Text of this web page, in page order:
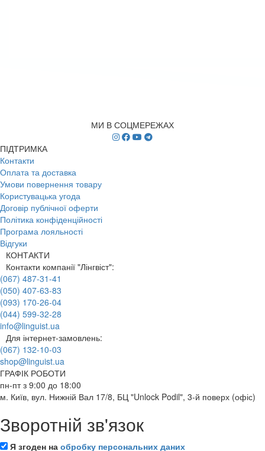
МИ В СОЦМЕРЕЖАХ
ПІДТРИМКА
Контакти
Оплата та доставка
Умови повернення товару
Користувацька угода
Договір публічної оферти
Політика конфіденційності
Програма лояльності
Відгуки
КОНТАКТИ
Контакти компанії "Лінгвіст":
(067) 487-31-41
(050) 407-63-83
(093) 170-26-04
(044) 599-32-28
info@linguist.ua
Для інтернет-замовлень:
(067) 132-10-03
shop@linguist.ua
ГРАФІК РОБОТИ
пн-пт з 9:00 до 18:00
м. Київ, вул. Нижній Вал 17/8, БЦ "Unlock Podil", 3-й поверх (офіс)
Зворотній зв'язок
Я згоден на обробку персональних даних